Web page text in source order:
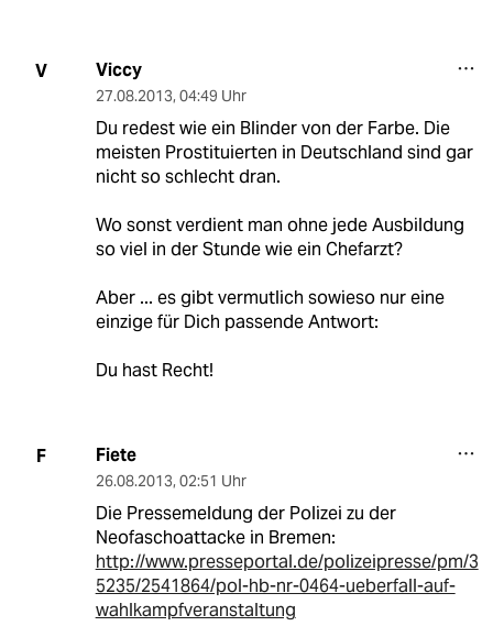
V Viccy
27.08.2013, 04:49 Uhr
Du redest wie ein Blinder von der Farbe. Die
meisten Prostituierten in Deutschland sind gar
nicht so schlecht dran.
Wo sonst verdient man ohne jede Ausbildung
so viel in der Stunde wie ein Chefarzt?
Aber ... es gibt vermutlich sowieso nur eine
einzige für Dich passende Antwort:
Du hast Recht!
F Fiete
26.08.2013, 02:51 Uhr
Die Pressemeldung der Polizei zu der
Neofaschoattacke in Bremen:
http://www.presseportal.de/polizeipresse/pm/3
5235/2541864/pol-hb-nr-0464-ueberfall-auf-
wahlkampfveranstaltung